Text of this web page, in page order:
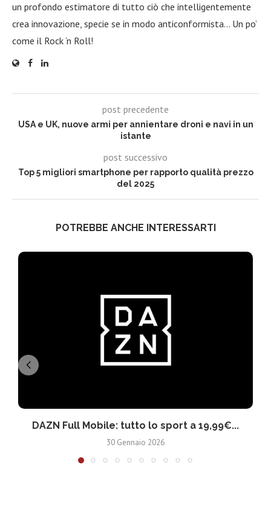
un profondo estimatore di tutto ciò che intelligentemente
crea innovazione, specie se in modo anticonformista… Un po’
come il Rock ‘n Roll!
post precedente
USA e UK, nuove armi per annientare droni e navi in un
istante
post successivo
Top 5 migliori smartphone per rapporto qualità prezzo
del 2025
POTREBBE ANCHE INTERESSARTI
DAZN Full Mobile: tutto lo sport a 19,99€...
30 Gennaio 2026